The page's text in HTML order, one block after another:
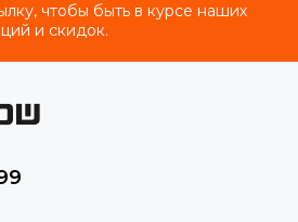
чтобы быть в курсе наших
и скидок.